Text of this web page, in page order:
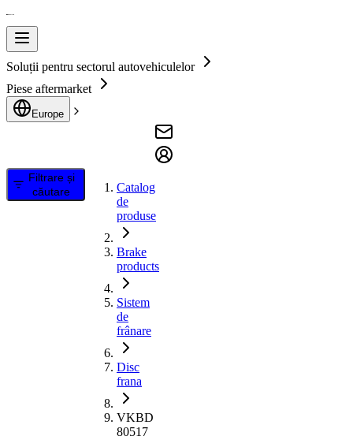
Soluții pentru sectorul autovehiculelor
Piese aftermarket
Europe
Filtrare și
căutare
Catalog
de
produse
Brake
products
Sistem
de
frânare
Disc
frana
VKBD
80517